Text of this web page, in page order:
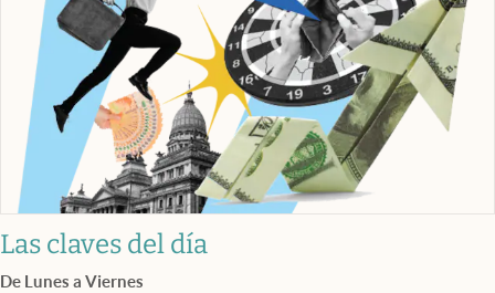
Las claves del día
De Lunes a Viernes